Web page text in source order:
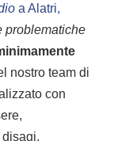
a Alatri,
problematiche
nostro team di
con